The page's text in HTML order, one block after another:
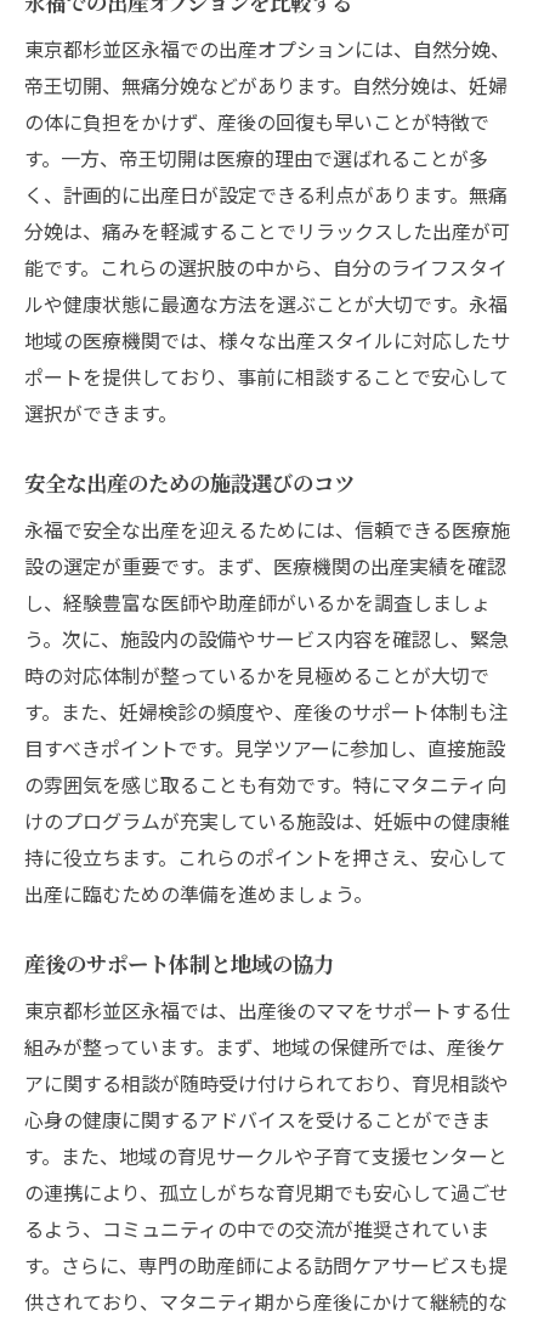
東京都杉並区永福での出産オプションには、自然分娩、
帝王切開、無痛分娩などがあります。自然分娩は、妊婦
の体に負担をかけず、産後の回復も早いことが特徴で
す。一方、帝王切開は医療的理由で選ばれることが多
く、計画的に出産日が設定できる利点があります。無痛
分娩は、痛みを軽減することでリラックスした出産が可
能です。これらの選択肢の中から、自分のライフスタイ
ルや健康状態に最適な方法を選ぶことが大切です。永福
地域の医療機関では、様々な出産スタイルに対応したサ
ポートを提供しており、事前に相談することで安心して
選択ができます。
安全な出産のための施設選びのコツ
永福で安全な出産を迎えるためには、信頼できる医療施
設の選定が重要です。まず、医療機関の出産実績を確認
し、経験豊富な医師や助産師がいるかを調査しましょ
う。次に、施設内の設備やサービス内容を確認し、緊急
時の対応体制が整っているかを見極めることが大切で
す。また、妊婦検診の頻度や、産後のサポート体制も注
目すべきポイントです。見学ツアーに参加し、直接施設
の雰囲気を感じ取ることも有効です。特にマタニティ向
けのプログラムが充実している施設は、妊娠中の健康維
持に役立ちます。これらのポイントを押さえ、安心して
出産に臨むための準備を進めましょう。
産後のサポート体制と地域の協力
東京都杉並区永福では、出産後のママをサポートする仕
組みが整っています。まず、地域の保健所では、産後ケ
アに関する相談が随時受け付けられており、育児相談や
心身の健康に関するアドバイスを受けることができま
す。また、地域の育児サークルや子育て支援センターと
の連携により、孤立しがちな育児期でも安心して過ごせ
るよう、コミュニティの中での交流が推奨されていま
す。さらに、専門の助産師による訪問ケアサービスも提
供されており、マタニティ期から産後にかけて継続的な